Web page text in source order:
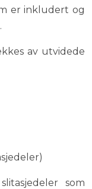
er inkludert og
av utvidede
som